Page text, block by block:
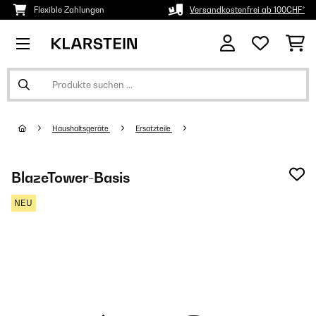
Flexible Zahlungen Versandkostenfrei ab 100CHF*
Haushaltsgeräte Ersatzteile
BlazeTower-Basis
NEU